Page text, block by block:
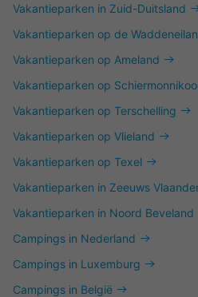
Vakantieparken in Zuid-Duitsland
Vakantieparken op de
Vakantieparken op Ameland
Vakantieparken op
Vakantieparken op Terschelling
Vakantieparken op Vlieland
Vakantieparken op Texel
Vakantieparken in Zeeuws
Vakantieparken in Noord Beveland
Campings in Nederland
Campings in Luxemburg
Campings in België